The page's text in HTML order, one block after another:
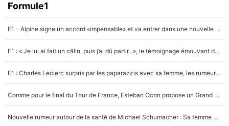
Formule1
F1 - Alpine signe un accord «impensable» et va entrer dans une nouvelle dimension : Grande nouvelle pour Pierre Gasly !
F1 : « Je lui ai fait un câlin, puis j’ai dû partir...», le témoignage émouvant de Max Verstappen sur sa fille
F1 : Charles Leclerc surpris par les paparazzis avec sa femme, les rumeurs étaient vraies !
Comme pour le final du Tour de France, Esteban Ocon propose un Grand Prix de Formule 1 à Paris : «Autour de l’Arc de Triomphe, ce serait génial» !
Nouvelle rumeur autour de la santé de Michael Schumacher : Sa femme Corinna sort du silence